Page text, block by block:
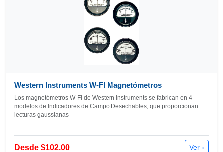
Western Instruments W-FI Magnetómetros
Los magnetómetros W-FI de Western Instruments se fabrican en 4
modelos de Indicadores de Campo Desechables, que proporcionan
lecturas gaussianas
Desde $102.00 Ver ›